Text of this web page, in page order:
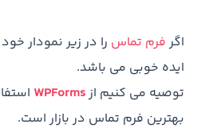
اگر فرم تماس را در زیر نمودار
ایده خوبی می باشد.
توصیه می کنیم ازWPForms
بهترین فرم تماس در بازار است.